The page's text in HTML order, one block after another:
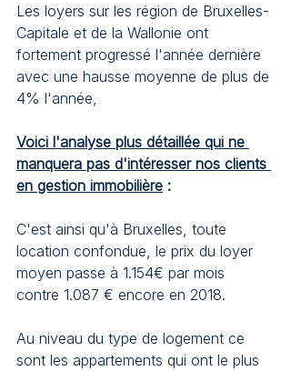
Les loyers sur les région de Bruxelles-
Capitale et de la Wallonie ont
fortement progressé l'année dernière
avec une hausse moyenne de plus de
4% l'année,
Voici l'analyse plus détaillée qui ne
manquera pas d'intéresser nos clients
en gestion immobilière :
C'est ainsi qu'à Bruxelles, toute
location confondue, le prix du loyer
moyen passe à 1.154€ par mois
contre 1.087 € encore en 2018.
Au niveau du type de logement ce
sont les appartements qui ont le plus